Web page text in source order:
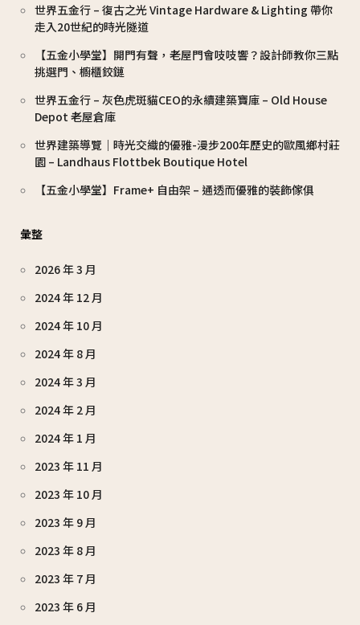
世界五金行 – 復古之光 Vintage Hardware & Lighting 帶你
走入20世紀的時光隧道
【五金小學堂】開門有聲，老屋門會吱吱響？設計師教你三點
挑選門、櫥櫃鉸鏈
世界五金行 – 灰色虎斑貓CEO的永續建築寶庫 – Old House
Depot 老屋倉庫
世界建築導覽｜時光交織的優雅-漫步200年歷史的歐風鄉村莊
園 – Landhaus Flottbek Boutique Hotel
【五金小學堂】Frame+ 自由架 – 通透而優雅的裝飾傢俱
彙整
2026 年 3 月
2024 年 12 月
2024 年 10 月
2024 年 8 月
2024 年 3 月
2024 年 2 月
2024 年 1 月
2023 年 11 月
2023 年 10 月
2023 年 9 月
2023 年 8 月
2023 年 7 月
2023 年 6 月